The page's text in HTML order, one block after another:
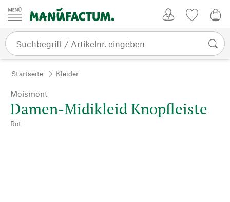
Zum Inhalt springen
Startseite Kleider
Moismont
Damen-Midikleid Knopfleiste
Rot